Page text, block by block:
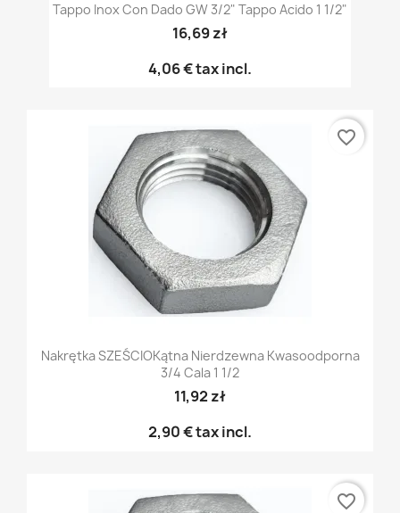
Tappo Inox Con Dado GW 3/2" Tappo Acido 1 1/2"
16,69 zł
4,06 €tax incl.
Nakrętka SZEŚCIOKątna Nierdzewna Kwasoodporna
3/4 Cala 1 1/2
11,92 zł
2,90 €tax incl.
favorite_border
favorite_border